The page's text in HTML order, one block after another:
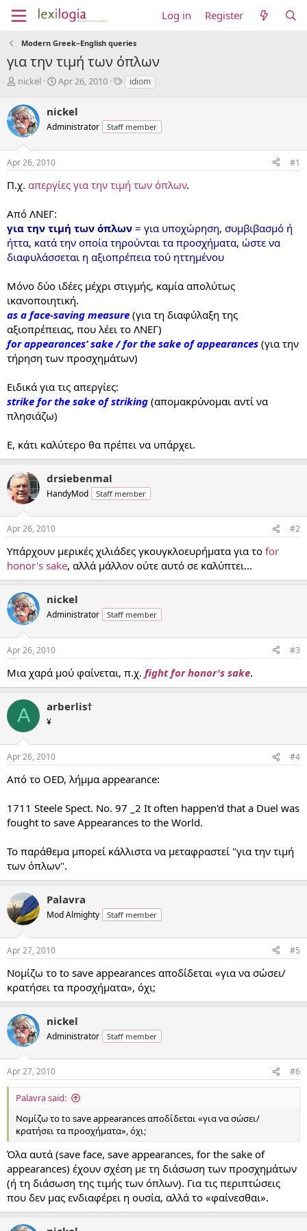
Log in Register
Modern Greek–English queries
για την τιμή των όπλων
T
r
e
a
s
t
r
e
r
nickel
S
r
t
a
e
Apr 26, 2010
T
s
idiom
nickel
Administrator Staff member
Apr 26, 2010 #1
Π.χ. απεργίες για την τιμή των όπλων.
Από ΛΝΕΓ:
για την τιμή των όπλων = για υποχώρηση, συμβιβασμό ή
ήττα, κατά την οποία τηρούνται τα προσχήματα, ώστε να
διαφυλάσσεται η αξιοπρέπεια τού ηττημένου
Μόνο δύο ιδέες μέχρι στιγμής, καμία απολύτως
ικανοποιητική.
as a face-saving measure (για τη διαφύλαξη της
αξιοπρέπειας, που λέει το ΛΝΕΓ)
for appearances’ sake / for the sake of appearances (για την
τήρηση των προσχημάτων)
Ειδικά για τις απεργίες:
strike for the sake of striking (απομακρύνομαι αντί να
πλησιάζω)
Ε, κάτι καλύτερο θα πρέπει να υπάρχει.
drsiebenmal
HandyMod Staff member
Apr 26, 2010 #2
Υπάρχουν μερικές χιλιάδες γκουγκλοευρήματα για το for
honor's sake, αλλά μάλλον ούτε αυτό σε καλύπτει...
nickel
Administrator Staff member
Apr 26, 2010 #3
Μια χαρά μού φαίνεται, π.χ. fight for honor's sake.
A arberlis†
¥
Apr 26, 2010 #4
Από το OED, λήμμα appearance:
1711 Steele Spect. No. 97 _2 It often happen'd that a Duel was
fought to save Appearances to the World.
Το παράθεμα μπορεί κάλλιστα να μεταφραστεί "για την τιμή
των όπλων".
Palavra
Mod Almighty Staff member
Apr 27, 2010 #5
Νομίζω το to save appearances αποδίδεται «για να σώσει/
κρατήσει τα προσχήματα», όχι;
nickel
Administrator Staff member
Apr 27, 2010 #6
Palavra said:
Νομίζω το to save appearances αποδίδεται «για να σώσει/
κρατήσει τα προσχήματα», όχι;
Όλα αυτά (save face, save appearances, for the sake of
appearances) έχουν σχέση με τη διάσωση των προσχημάτων
(ή τη διάσωση της τιμής των όπλων). Για τις περιπτώσεις
που δεν μας ενδιαφέρει η ουσία, αλλά το «φαίνεσθαι».